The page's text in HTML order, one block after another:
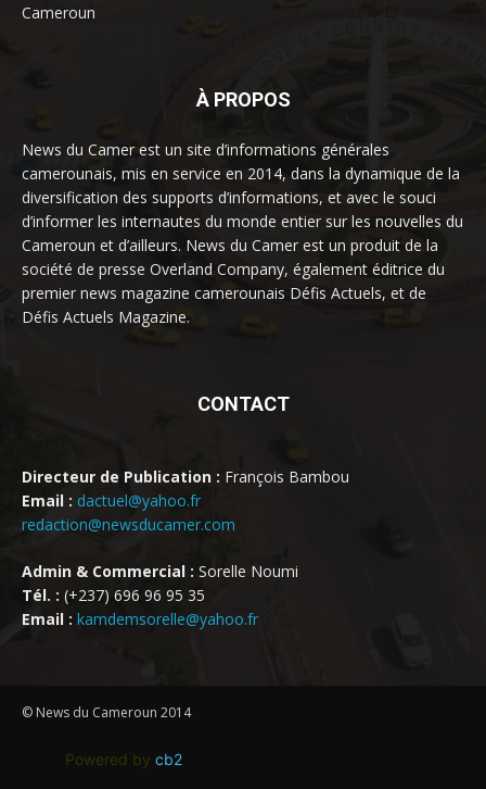
Cameroun
À PROPOS
News du Camer est un site d’informations générales
camerounais, mis en service en 2014, dans la dynamique de la
diversification des supports d’informations, et avec le souci
d’informer les internautes du monde entier sur les nouvelles du
Cameroun et d’ailleurs. News du Camer est un produit de la
société de presse Overland Company, également éditrice du
premier news magazine camerounais Défis Actuels, et de
Défis Actuels Magazine.
CONTACT
Directeur de Publication : François Bambou
Email : dactuel@yahoo.fr
redaction@newsducamer.com
Admin & Commercial : Sorelle Noumi
Tél. : (+237) 696 96 95 35
Email : kamdemsorelle@yahoo.fr
© News du Cameroun 2014
Powered by cb2